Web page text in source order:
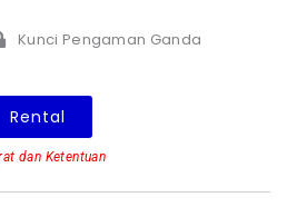
Kunci Pengaman Ganda
Rental
dan Ketentuan